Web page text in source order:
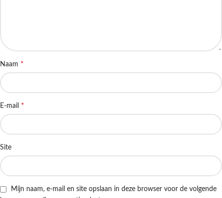
Naam *
E-mail *
Site
Mijn naam, e-mail en site opslaan in deze browser voor de volgende